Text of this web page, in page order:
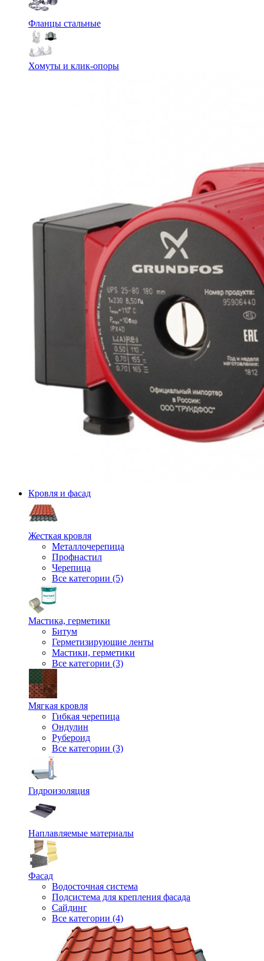
Фланцы стальные
Хомуты и клик-опоры
Кровля и фасад
Жесткая кровля
Металлочерепица
Профнастил
Черепица
Все категории (5)
Мастика, герметики
Битум
Герметизирующие ленты
Мастики, герметики
Все категории (3)
Мягкая кровля
Гибкая черепица
Ондулин
Рубероид
Все категории (3)
Гидроизоляция
Наплавляемые материалы
Фасад
Водосточная система
Подсистема для крепления фасада
Сайдинг
Все категории (4)